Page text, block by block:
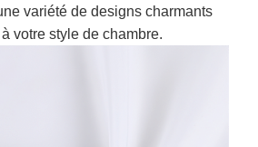
variété de designs charmants
votre style de chambre.